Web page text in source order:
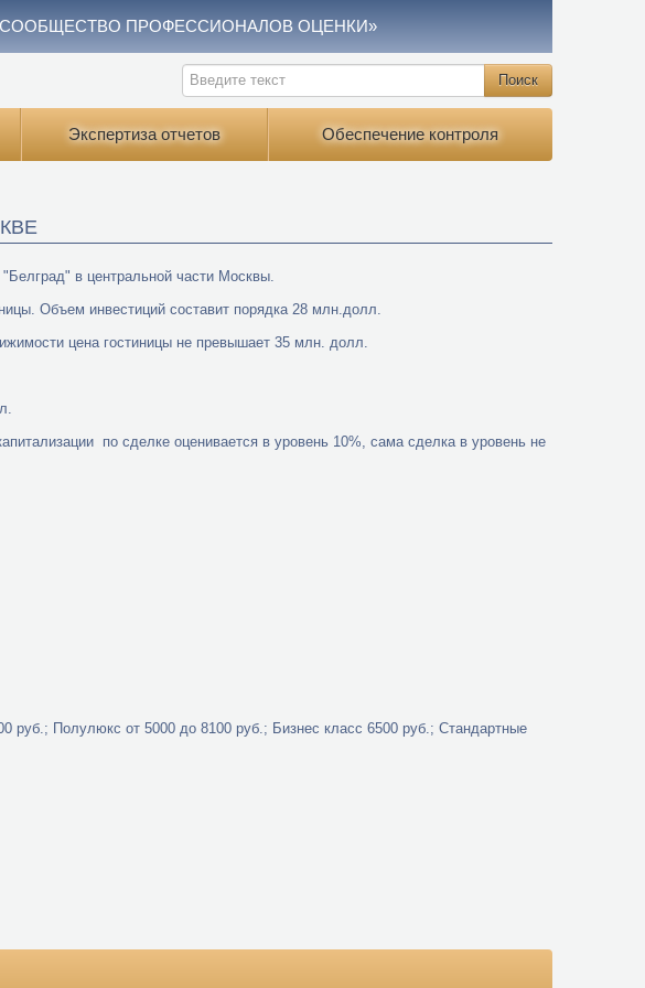
ПРОФЕССИОНАЛОВ ОЦЕНКИ»
Экспертиза отчетов Обеспечение контроля
"Белград" в центральной части Москвы.
Объем инвестиций составит порядка 28 млн.долл.
цена гостиницы не превышает 35 млн. долл.
по сделке оценивается в уровень 10%, сама сделка в уровень не
руб.; Полулюкс от 5000 до 8100 руб.; Бизнес класс 6500 руб.; Стандартные